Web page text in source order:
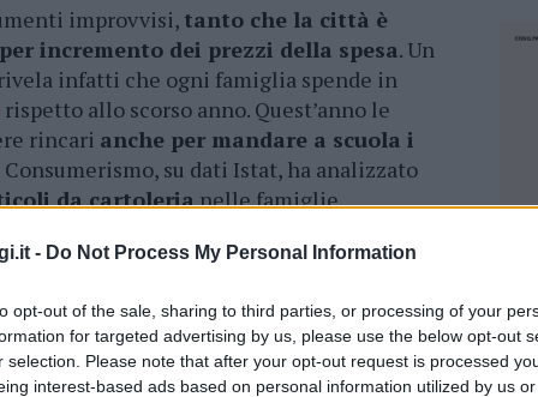
- Do Not Process My Personal Information
opt-out of the sale, sharing to third parties, or processing of your
for targeted advertising by us, please use the below opt-out
selection. Please note that after your opt-out request is processed
interest-based ads based on personal information utilized by us
improvvisi, tanto che la città è
incremento dei prezzi della spesa. Un
infatti che ogni famiglia spende in
rispetto allo scorso anno. Quest’anno le
rincari anche per mandare a scuola i
Consumerismo, su dati Istat, ha analizzato
da cartolerianelle famiglie.
quadernoni, penne e pennarelli, matite,
un aumento tra il 6,5% e il 7,3%. Abbiamo
dallo scontrinonon hanno potuto fare
.